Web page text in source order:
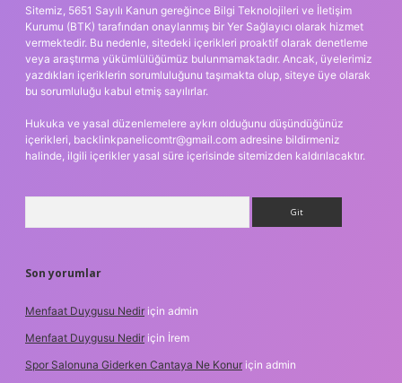
Sitemiz, 5651 Sayılı Kanun gereğince Bilgi Teknolojileri ve İletişim
Kurumu (BTK) tarafından onaylanmış bir Yer Sağlayıcı olarak hizmet
vermektedir. Bu nedenle, sitedeki içerikleri proaktif olarak denetleme
veya araştırma yükümlülüğümüz bulunmamaktadır. Ancak, üyelerimiz
yazdıkları içeriklerin sorumluluğunu taşımakta olup, siteye üye olarak
bu sorumluluğu kabul etmiş sayılırlar.
Hukuka ve yasal düzenlemelere aykırı olduğunu düşündüğünüz
içerikleri, backlinkpanelicomtr@gmail.com adresine bildirmeniz
halinde, ilgili içerikler yasal süre içerisinde sitemizden kaldırılacaktır.
Son yorumlar
Menfaat Duygusu Nedir için admin
Menfaat Duygusu Nedir için İrem
Spor Salonuna Giderken Cantaya Ne Konur için admin